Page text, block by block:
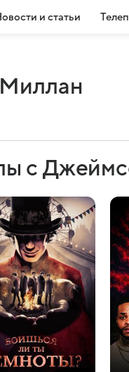
и статьи
с